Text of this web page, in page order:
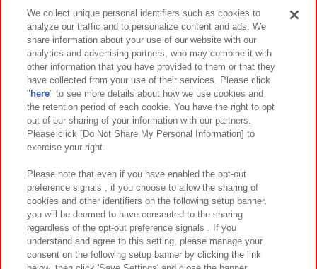
イベント・キャンペーン
関連会社 サステナビリティ サイトポリシー
プライバシーポリシー ウェブアクセシビリティ方針と検証結果
お取引先さまとともに
カスタマーハラスメント対応方針 よくあるご質問・お問い合わせ
We collect unique personal identifiers such as cookies to
analyze our traffic and to personalize content and ads. We
share information about your use of our website with our
analytics and advertising partners, who may combine it with
other information that you have provided to them or that they
have collected from your use of their services. Please click
" here" to see more details about how we use cookies and
the retention period of each cookie. You have the right to opt
out of our sharing of your information with our partners.
Please click [Do Not Share My Personal Information] to
exercise your right.
Please note that even if you have enabled the opt-out
preference signals , if you choose to allow the sharing of
cookies and other identifiers on the following setup banner,
you will be deemed to have consented to the sharing
regardless of the opt-out preference signals . If you
understand and agree to this setting, please manage your
consent on the following setup banner by clicking the link